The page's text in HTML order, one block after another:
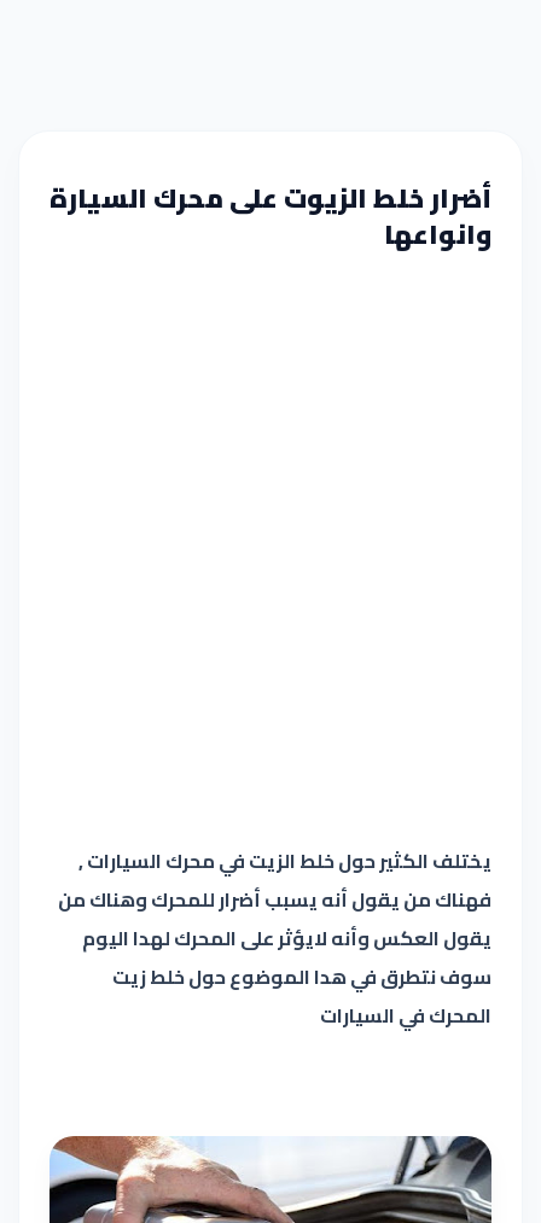
أضرار خلط الزيوت على محرك السيارة
وانواعها
يختلف الكثير حول خلط الزيت في محرك السيارات ,
فهناك من يقول أنه يسبب أضرار للمحرك وهناك من
يقول العكس وأنه لايؤثر على المحرك لهدا اليوم
سوف نتطرق في هدا الموضوع حول خلط زيت
المحرك في السيارات